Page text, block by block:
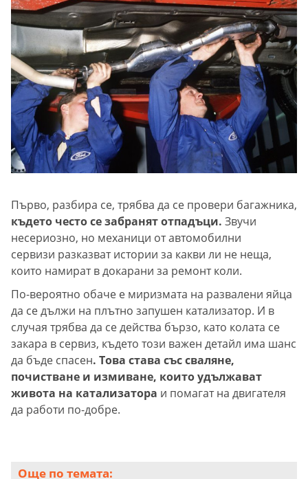
Първо, разбира се, трябва да се провери багажника,
където често се забранят отпадъци. Звучи
несериозно, но механици от автомобилни
сервизи разказват истории за какви ли не неща,
които намират в докарани за ремонт коли.
По-вероятно обаче е миризмата на развалени яйца
да се дължи на плътно запушен катализатор. И в
случая трябва да се действа бързо, като колата се
закара в сервиз, където този важен детайл има шанс
да бъде спасен. Това става със сваляне,
почистване и измиване, които удължават
живота на катализатора и помагат на двигателя
да работи по-добре.
Още по темата: